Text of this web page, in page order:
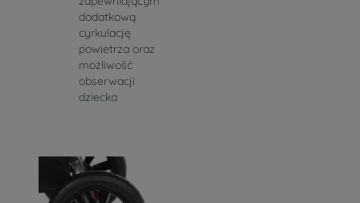
dodatkową
cyrkulację
powietrza oraz
możliwość
obserwacji
dziecka